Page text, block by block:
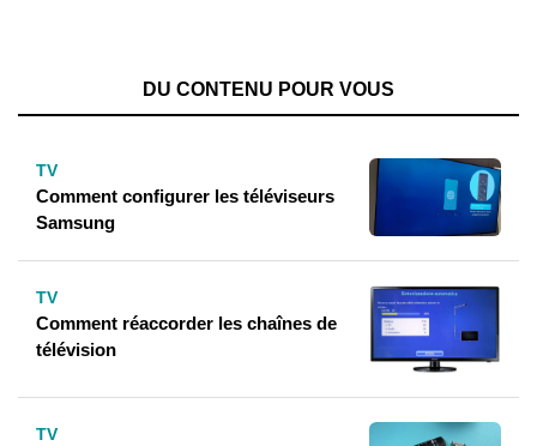
DU CONTENU POUR VOUS
TV
Comment configurer les téléviseurs
Samsung
TV
Comment réaccorder les chaînes de
télévision
TV